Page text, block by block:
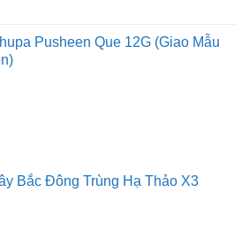
Pusheen Que 12G (Giao Mẫu
Bắc Đông Trùng Hạ Thảo X3